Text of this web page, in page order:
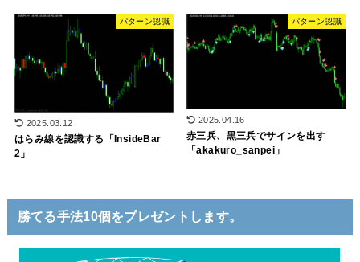
パターン認識
2025.03.12
はらみ線を認識する「InsideBar
2」
パターン認識
2025.04.16
赤三兵、黒三兵でサインを出す
「akakuro_sanpei」
勝てる手法10個をプレゼントします。